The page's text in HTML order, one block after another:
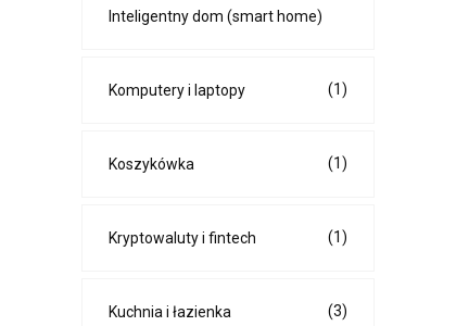
Inteligentny dom (smart home)
Komputery i laptopy (1)
Koszykówka (1)
Kryptowaluty i fintech (1)
Kuchnia i łazienka (3)